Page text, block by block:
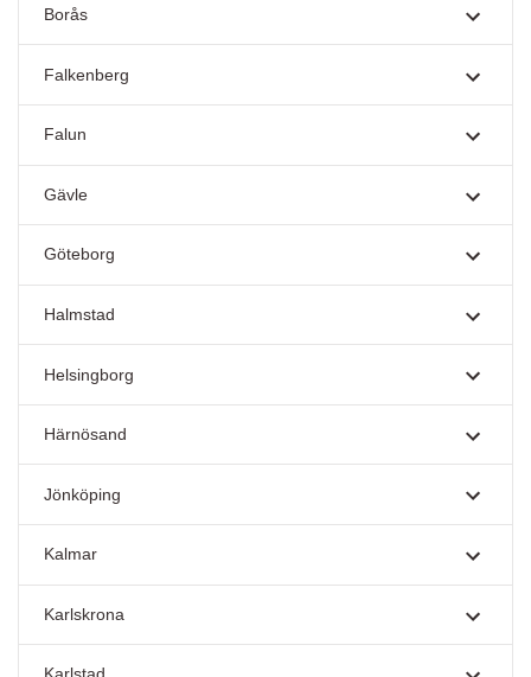
Borås
Falkenberg
Falun
Gävle
Göteborg
Halmstad
Helsingborg
Härnösand
Jönköping
Kalmar
Karlskrona